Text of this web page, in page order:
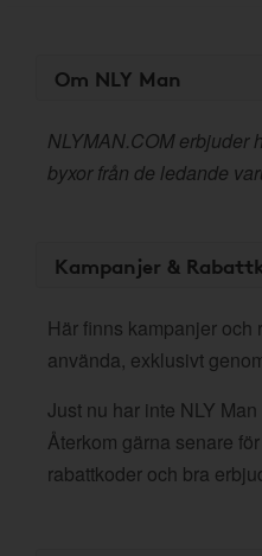
Om NLY Man
NLYMAN.COM erbjuder
byxor från de ledande
Kampanjer &
Här finns kampanjer och
använda, exklusivt
Just nu har inte NLY
Återkom gärna senare
rabattkoder och bra